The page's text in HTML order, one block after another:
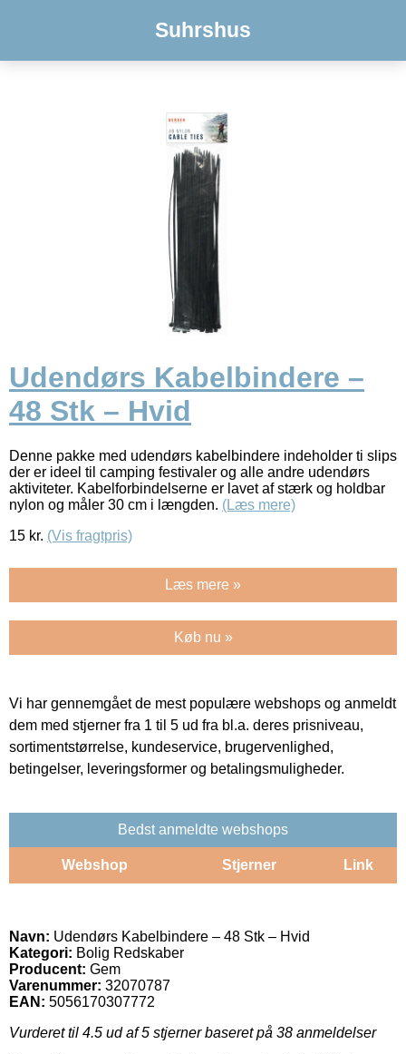
Suhrshus
Udendørs Kabelbindere –
48 Stk – Hvid
Denne pakke med udendørs kabelbindere indeholder ti slips
der er ideel til camping festivaler og alle andre udendørs
aktiviteter. Kabelforbindelserne er lavet af stærk og holdbar
nylon og måler 30 cm i længden. (Læs mere)
15 kr. (Vis fragtpris)
Læs mere »
Køb nu »
Vi har gennemgået de mest populære webshops og anmeldt
dem med stjerner fra 1 til 5 ud fra bl.a. deres prisniveau,
sortimentstørrelse, kundeservice, brugervenlighed,
betingelser, leveringsformer og betalingsmuligheder.
Bedst anmeldte webshops
Webshop Stjerner Link
Navn: Udendørs Kabelbindere – 48 Stk – Hvid
Kategori: Bolig Redskaber
Producent: Gem
Varenummer: 32070787
EAN: 5056170307772
Vurderet til 4.5 ud af 5 stjerner baseret på 38 anmeldelser